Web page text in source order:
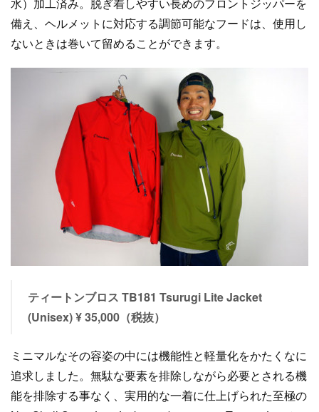
備え、ヘルメットに対応する調節可能なフードは、使用し
ないときは巻いて留めることができます。
ティートンブロス TB181 Tsurugi Lite Jacket
(Unisex) ¥ 35,000（税抜）
ミニマルなその容姿の中には機能性と軽量化をかたくなに
追求しました。無駄な要素を排除しながら必要とされる機
能を排除する事なく、実用的な一着に仕上げられた至極の